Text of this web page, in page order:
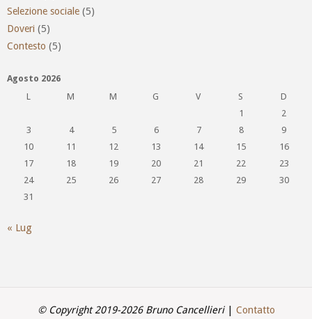
Selezione sociale (5)
Doveri (5)
Contesto (5)
Agosto 2026
L
M M G V S
D
1
2
3
4 5 6 7 8
9
10
11 12 13 14 15
16
17
18 19 20 21 22
23
24
25 26 27 28 29
30
31
« Lug
© Copyright 2019-2026 Bruno Cancellieri| Contatto